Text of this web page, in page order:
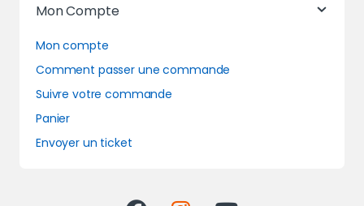
Mon Compte
Mon compte
Comment passer une commande
Suivre votre commande
Panier
Envoyer un ticket